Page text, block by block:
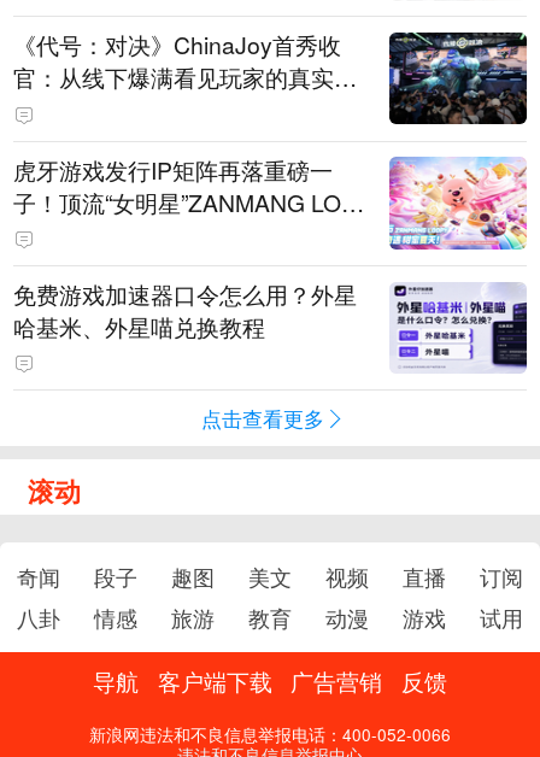
《代号：对决》ChinaJoy首秀收
官：从线下爆满看见玩家的真实期
待
虎牙游戏发行IP矩阵再落重磅一
子！顶流“女明星”ZANMANG LOO
PY 正版3D消除手游《消消奇遇》
惊喜曝光
免费游戏加速器口令怎么用？外星
哈基米、外星喵兑换教程
点击查看更多
滚动
奇闻 段子 趣图 美文 视频 直播
订阅
八卦
情感 旅游 教育 动漫 游戏 试用
导航 客户端下载 广告营销 反馈
新浪网违法和不良信息举报电话：400-052-0066